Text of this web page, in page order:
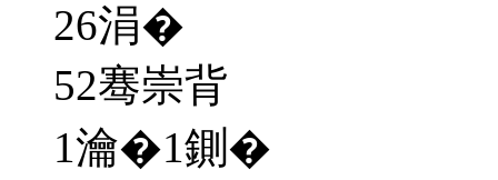
26涓�
52骞崇背
1瀹�1鍘�